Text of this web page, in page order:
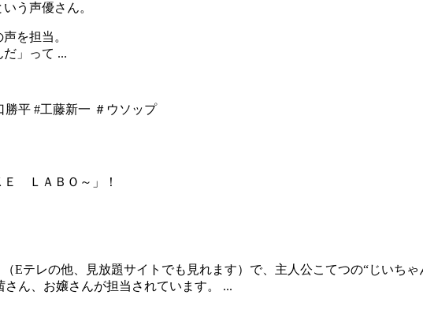
う声優さん。
を担当。
」って ...
平 #工藤新一 ＃ウソップ
ＬＡＢＯ～」！
テレの他、見放題サイトでも見れます）で、主人公こてつの“じいちゃ
ん、お嬢さんが担当されています。 ...